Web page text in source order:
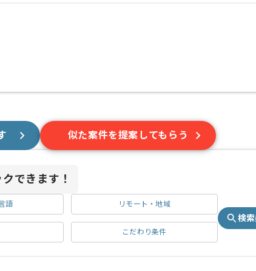
似た案件を提案してもらう
できます！
語 リモート・地域
こだわり条件
検